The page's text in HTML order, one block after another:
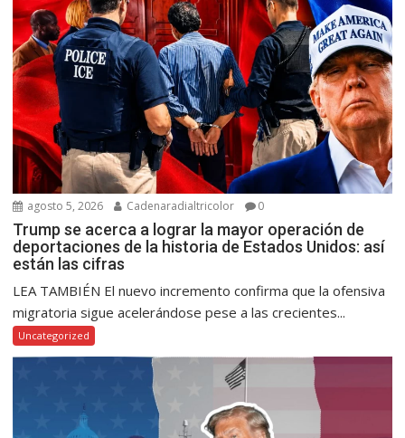
agosto 5, 2026 Cadenaradialtricolor 0
Trump se acerca a lograr la mayor operación de
deportaciones de la historia de Estados Unidos: así
están las cifras
LEA TAMBIÉN El nuevo incremento confirma que la ofensiva
migratoria sigue acelerándose pese a las crecientes...
Uncategorized